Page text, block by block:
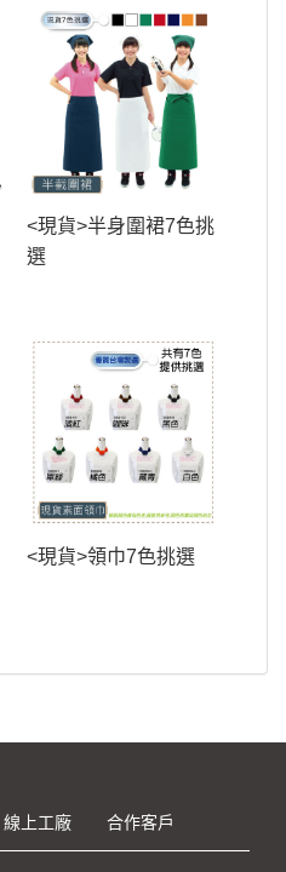
<現貨>半身圍裙7色挑
選
<現貨>領巾7色挑選
線上工廠 合作客戶